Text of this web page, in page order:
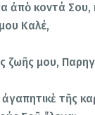
ἀπὸ κοντά Σου,
Καλέ,
ζωῆς μου,
τῆς